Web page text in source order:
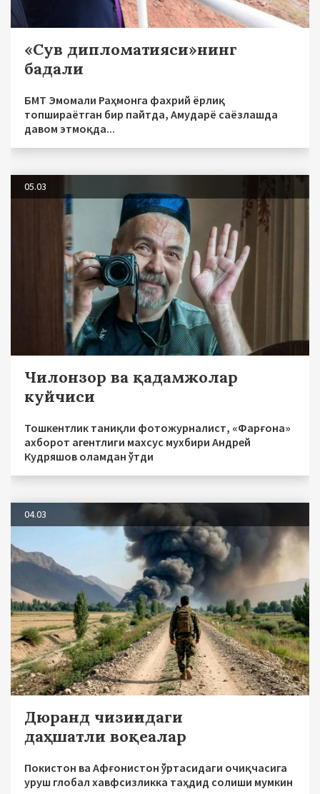
«Сув дипломатияси»нинг
бадали
БМТ Эмомали Раҳмонга фахрий ёрлиқ
топшираётган бир пайтда, Амударё саёзлашда
давом этмоқда...
05.03
Чилонзор ва қадамжолар
куйчиси
Тошкентлик таниқли фотожурналист, «Фарғона»
ахборот агентлиги махсус мухбири Андрей
Кудряшов оламдан ўтди
04.03
Дюранд чизиғидаги
даҳшатли воқеалар
Покистон ва Афғонистон ўртасидаги очиқчасига
уруш глобал хавфсизликка таҳдид солиши мумкин